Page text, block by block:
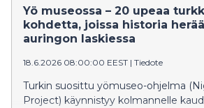
ratkaisuun ja varaa äkkilähdön
Yö museossa – 20 upeaa
kohdetta, joissa historia
auringon laskiessa
18.6.2026 08:00:00 EEST | Tiedote
Turkin suosittu yömuseo-ohjelma
Project) käynnistyy kolmannelle